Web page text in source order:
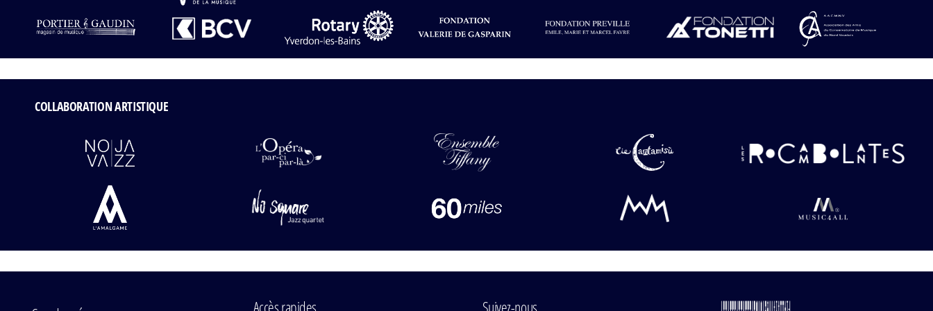
COLLABORATION ARTISTIQUE
Accès rapides Suivez-nous